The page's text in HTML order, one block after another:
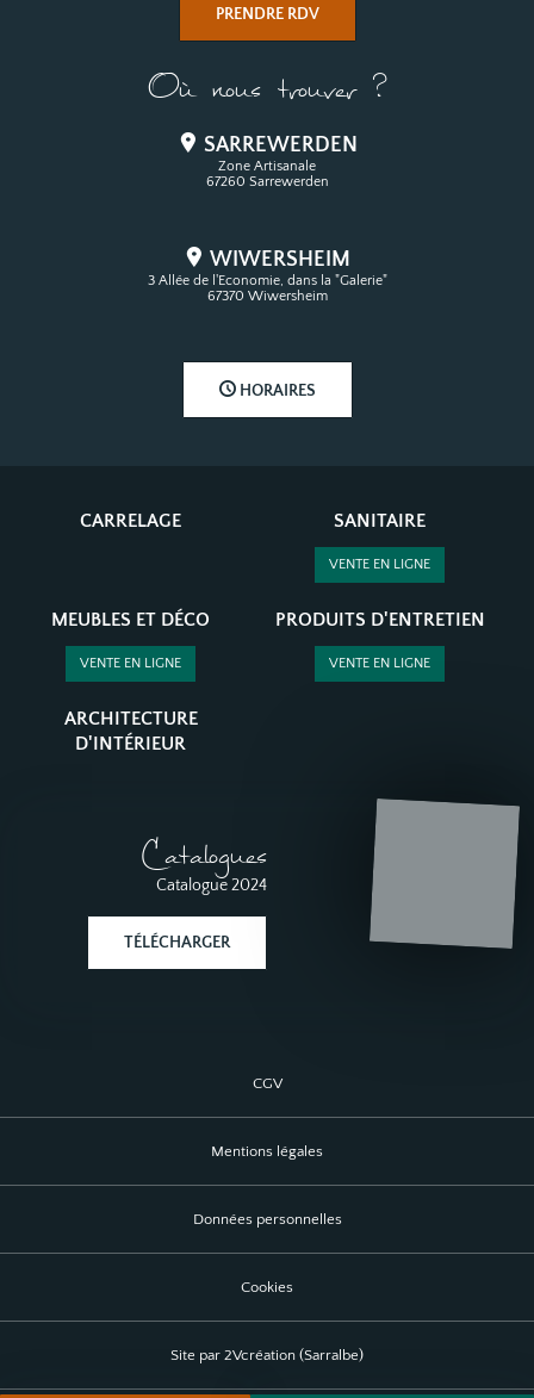
PRENDRE RDV
Où nous trouver ?
SARREWERDEN
Zone Artisanale
67260 Sarrewerden
WIWERSHEIM
3 Allée de l'Economie, dans la "Galerie"
67370 Wiwersheim
HORAIRES
CARRELAGE SANITAIRE
VENTE EN LIGNE
MEUBLES ET DÉCO
VENTE EN LIGNE
PRODUITS D'ENTRETIEN
VENTE EN LIGNE
ARCHITECTURE
D'INTÉRIEUR
Catalogues
Catalogue 2024
TÉLÉCHARGER
CGV
Mentions légales
Données personnelles
Cookies
Site par 2Vcréation (Sarralbe)